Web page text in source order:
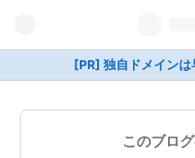
[PR] 独自ドメインは
このブロ